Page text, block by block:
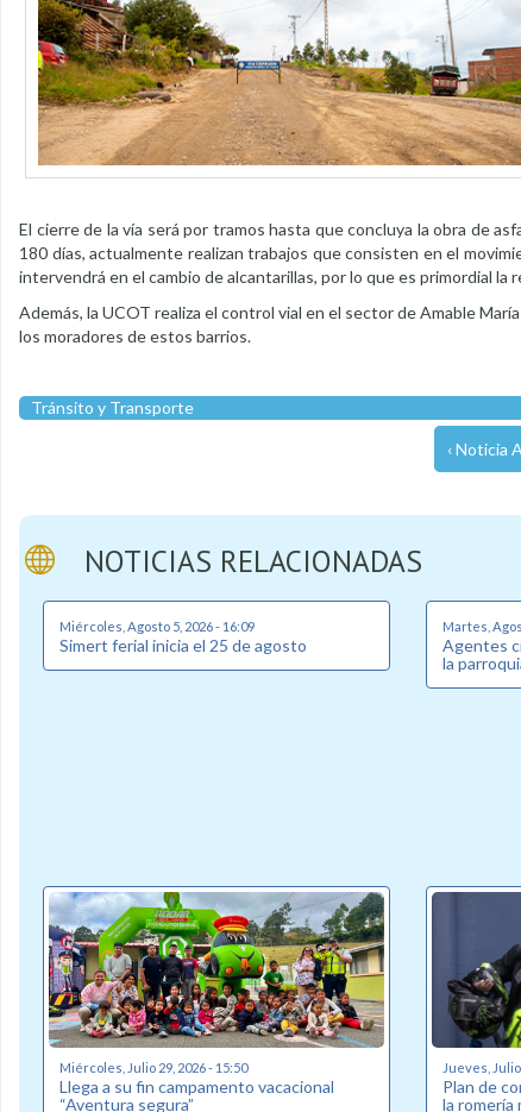
El cierre de la vía será por tramos hasta que concluya la obra de
180 días, actualmente realizan trabajos que consisten en el
intervendrá en el cambio de alcantarillas, por lo que es primordial la
Además, la UCOT realiza el control vial en el sector de Amable
los moradores de estos barrios.
Tránsito y Transporte
‹ Noticia
NOTICIAS RELACIONADAS
Miércoles, Agosto 5, 2026 - 16:09
Simert ferial inicia el 25 de agosto
Martes,
Agentes
la
Miércoles, Julio 29, 2026 - 15:50
Llega a su fin campamento vacacional
“Aventura segura”
Jueves,
Plan de
la romería